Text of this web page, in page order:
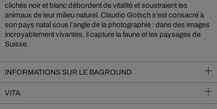
clichés noir et blanc débordent de vitalité et soustraient les
animaux de leur milieu naturel. Claudio Gotsch s’est consacré à
son pays natal sous l’angle de la photographie : dans des images
incroyablement vivantes, il capture la faune et les paysages de
Suisse.
INFORMATIONS SUR LE BAGROUND
VITA